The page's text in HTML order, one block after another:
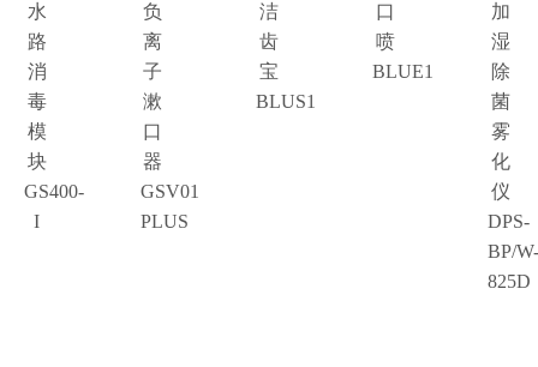
水
路
消
毒
模
块
GS400-
I
负
离
子
漱
口
器
GSV01
PLUS
洁
齿
宝
BLUS1
口
喷
BLUE1
加
湿
除
菌
雾
化
仪
DPS-
BP/
825D